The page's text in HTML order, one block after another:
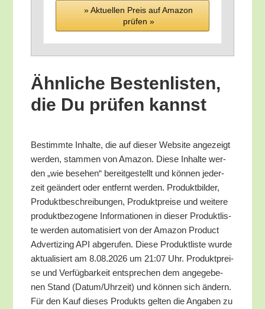
» Aktu­el­len Preis auf Ama­zon
prü­fen »
Ähn­li­che Bes­ten­lis­ten,
die Du prü­fen kannst
Bestimm­te Inhal­te, die auf die­ser Web­site ange­zeigt
wer­den, stam­men von Ama­zon. Die­se Inhal­te wer­
den „wie bese­hen“ bereit­ge­stellt und kön­nen jeder­
zeit geän­dert oder ent­fernt wer­den. Pro­dukt­bil­der,
Pro­dukt­be­schrei­bun­gen, Pro­dukt­prei­se und wei­te­re
pro­dukt­be­zo­ge­ne Infor­ma­tio­nen in die­ser Pro­dukt­lis­
te wer­den auto­ma­ti­siert von der Ama­zon Pro­duct
Adver­tiz­ing API abge­ru­fen. Die­se Pro­dukt­lis­te wur­de
aktua­li­siert am 8.08.2026 um 21:07 Uhr. Pro­dukt­prei­
se und Ver­füg­bar­keit ent­spre­chen dem ange­ge­be­
nen Stand (Datum/​Uhrzeit) und kön­nen sich ändern.
Für den Kauf die­ses Pro­dukts gel­ten die Anga­ben zu